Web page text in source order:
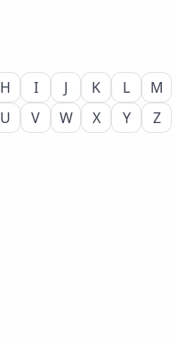
H I J K L
M
U V W X Y
Z